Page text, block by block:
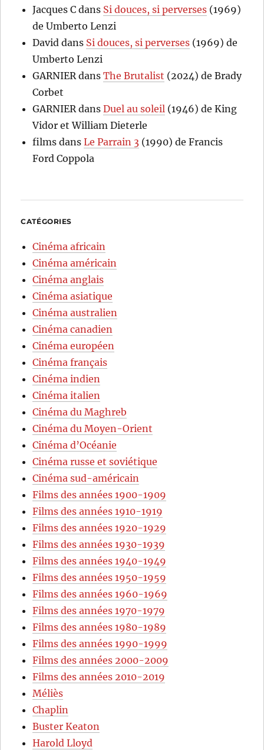
Jacques C dans Si douces, si perverses (1969)
de Umberto Lenzi
David dans Si douces, si perverses (1969) de
Umberto Lenzi
GARNIERdansThe Brutalist (2024) de Brady
Corbet
GARNIERdansDuel au soleil (1946) de King
Vidor et William Dieterle
films dansLe Parrain 3 (1990) de Francis
Ford Coppola
CATÉGORIES
Cinéma africain
Cinéma américain
Cinéma anglais
Cinéma asiatique
Cinéma australien
Cinéma canadien
Cinéma européen
Cinéma français
Cinéma indien
Cinéma italien
Cinéma du Maghreb
Cinéma du Moyen-Orient
Cinéma d’Océanie
Cinéma russe et soviétique
Cinéma sud-américain
Films des années 1900-1909
Films des années 1910-1919
Films des années 1920-1929
Films des années 1930-1939
Films des années 1940-1949
Films des années 1950-1959
Films des années 1960-1969
Films des années 1970-1979
Films des années 1980-1989
Films des années 1990-1999
Films des années 2000-2009
Films des années 2010-2019
Méliès
Chaplin
Buster Keaton
Harold Lloyd